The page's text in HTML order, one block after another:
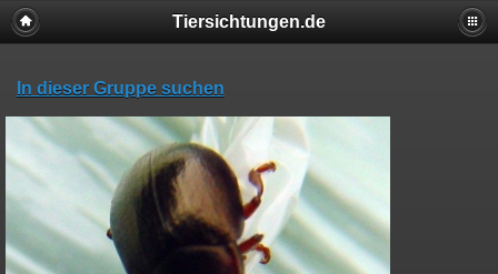
Tiersichtungen.de
In dieser Gruppe suchen